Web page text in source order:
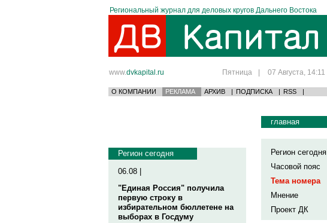
Региональный журнал для деловых кругов Дальнего Востока
www.dvkapital.ru Пятница | 07 Августа, 14:11
О КОМПАНИИ РЕКЛАМА АРХИВ | ПОДПИСКА | RSS |
Регион сегодня
06.08 |
"Единая Россия" получила
первую строку в
избирательном бюллетене на
выборах в Госдуму
главная
Регион сегодня
Часовой пояс
Тема номера
Мнение
Проект ДК